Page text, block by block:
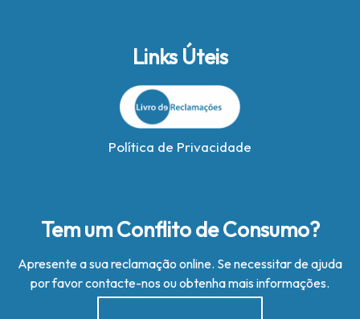
Links Úteis
Política de Privacidade
Tem um Conflito de Consumo?
Apresente a sua reclamação online. Se necessitar de ajuda
por favor contacte-nos ou obtenha mais informações.